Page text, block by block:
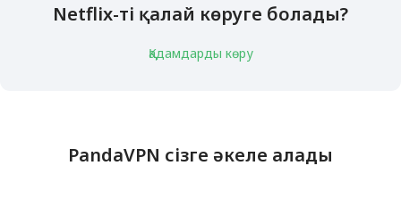
Netflix-ті қалай көруге болады?
Қадамдарды көру
PandaVPN сізге әкеле алады